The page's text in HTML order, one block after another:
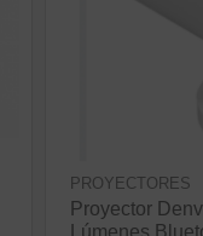
PROYECTORES
Proyector
Lúmenes